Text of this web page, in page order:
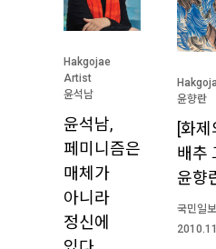
Hakgojae
Artist
윤석남
윤석남,
페미니즘은
매체가
아니라
정신에
윤향란
[화
배추
윤향
국민일보